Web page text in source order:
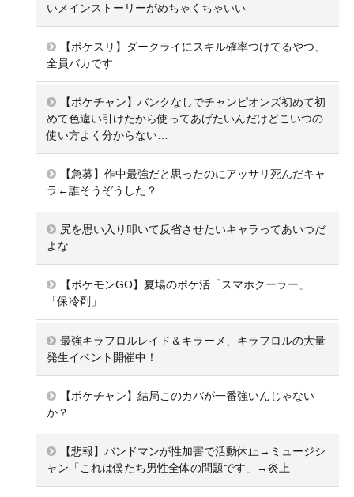
いメインストーリーがめちゃくちゃいい
【ポケスリ】ダークライにスキル確率つけてるやつ、
全員バカです
【ポケチャン】バンクなしでチャンピオンズ初めて初
めて色違い引けたから使ってあげたいんだけどこいつの
使い方よく分からない…
【急募】作中最強だと思ったのにアッサリ死んだキャ
ラ←誰そうぞうした？
尻を思い入り叩いて反省させたいキャラってあいつだ
よな
【ポケモンGO】夏場のポケ活「スマホクーラー」
「保冷剤」
最強キラフロルレイド＆キラーメ、キラフロルの大量
発生イベント開催中！
【ポケチャン】結局このカバが一番強いんじゃない
か？
【悲報】バンドマンが性加害で活動休止→ミュージシ
ャン「これは僕たち男性全体の問題です」→炎上